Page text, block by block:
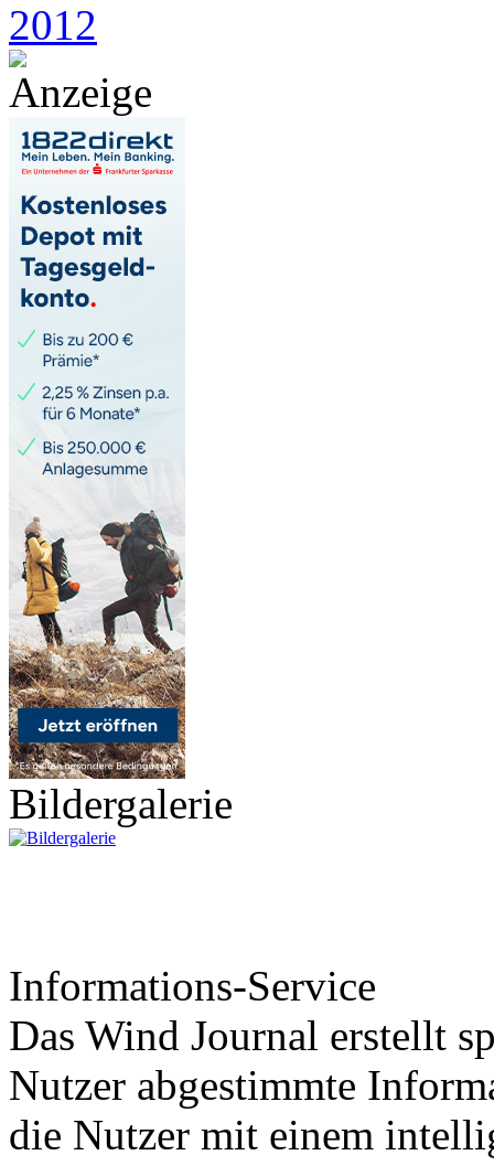
2012
Anzeige
Bildergalerie
Informations-Service
Das Wind Journal erstellt
Nutzer abgestimmte
die Nutzer mit einem